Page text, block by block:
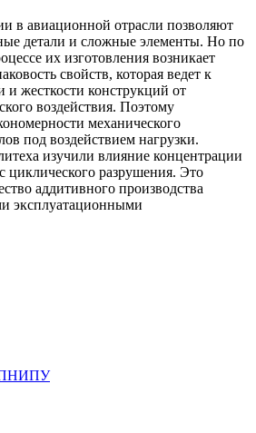
в авиационной отрасли позволяют
детали и сложные элементы. Но по
их изготовления возникает
свойств, которая ведет к
и жесткости конструкций от
воздействия. Поэтому
механического
под воздействием нагрузки.
изучили влияние концентрации
циклического разрушения. Это
аддитивного производства
эксплуатационными